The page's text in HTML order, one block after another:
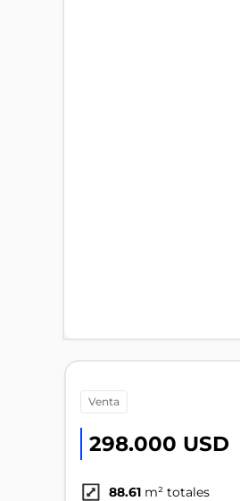
venta
298.000 USD
88.61 m² totales